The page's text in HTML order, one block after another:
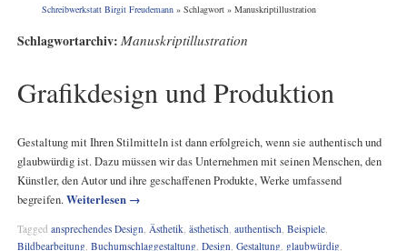
Schreibwerkstatt Birgit Freudemann » Schlagwort » Manuskriptillustration
Schlagwortarchiv: Manuskriptillustration
Grafikdesign und Produktion
Gestaltung mit Ihren Stilmitteln ist dann erfolgreich, wenn sie authentisch und
glaubwürdig ist. Dazu müssen wir das Unternehmen mit seinen Menschen, den
Künstler, den Autor und ihre geschaffenen Produkte, Werke umfassend
begreifen.Weiterlesen →
Tagged ansprechendes Design, Ästhetik, ästhetisch, authentisch, Beispiele,
Bildbearbeitung, Buchumschlaggestaltung, Design, Gestaltung, glaubwürdig,